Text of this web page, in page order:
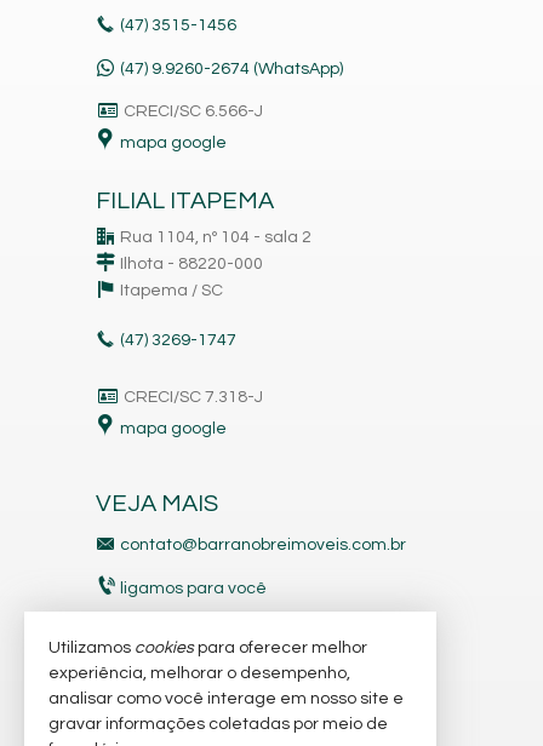
(47) 3515-1456
(47) 9.9260-2674 (WhatsApp)
CRECI/SC 6.566-J
mapa google
FILIAL ITAPEMA
Rua 1104, nº 104 - sala 2
Ilhota - 88220-000
Itapema / SC
(47) 3269-1747
CRECI/SC 7.318-J
mapa google
VEJA MAIS
contato@barranobreimoveis.com.br
ligamos para você
indicadores financeiros
Utilizamos cookiespara oferecer melhor
experiência, melhorar o desempenho,
analisar como você interage em nosso site e
gravar informações coletadas por meio de